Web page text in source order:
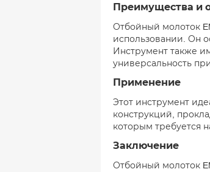
Преимущества и
Отбойный молоток
использовании. Он
Инструмент также
универсальность
Применение
Этот инструмент
конструкций,
которым требуется
Заключение
Отбойный молоток